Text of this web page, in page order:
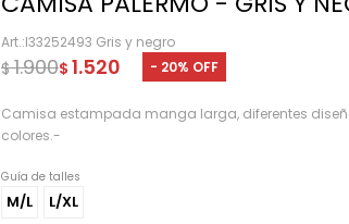
I33252493 Gris y negro
$ 1.520
$ 1.900 20
Camisa estampada manga larga, diferentes
colores.-
Guía de talles
M/L L/XL